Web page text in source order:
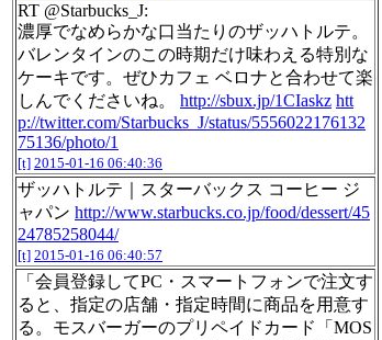
RT @Starbucks_J:
濃厚でなめらかな口当たりのザッハトルテ。
バレンタインのこの時期だけ味わえる特別な
ケーキです。ぜひカフェ ベロナと合わせて楽
しんでくださいね。 http://sbux.jp/1CIaskz htt
p://twitter.com/Starbucks_J/status/5556022176132
75136/photo/1
[t] 2015-01-16 06:40:36
ザッハトルテ｜スターバックス コーヒー ジ
ャパン http://www.starbucks.co.jp/food/dessert/45
24785258044/
[t] 2015-01-16 06:40:57
「会員登録してPC・スマートフォンで注文す
ると、指定の店舗・指定時間に商品を用意す
る。モスバーガーのプリペイドカード「MOS